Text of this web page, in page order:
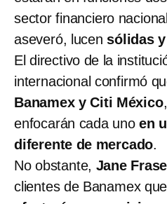
sector financiero
aseveró, lucen sólidas
El directivo de la
internacional confirmó
Banamex y Citi México
enfocarán cada unoen
diferente de mercado.
No obstante, Jane
clientes de Banamex